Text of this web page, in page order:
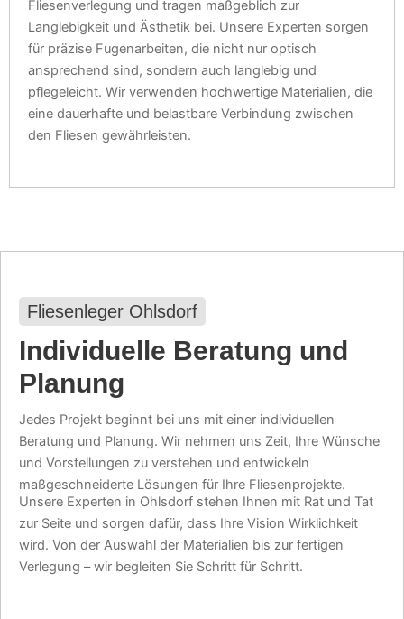
Fliesenverlegung und tragen maßgeblich zur
Langlebigkeit und Ästhetik bei. Unsere Experten sorgen
für präzise Fugenarbeiten, die nicht nur optisch
ansprechend sind, sondern auch langlebig und
pflegeleicht. Wir verwenden hochwertige Materialien, die
eine dauerhafte und belastbare Verbindung zwischen
den Fliesen gewährleisten.
Fliesenleger Ohlsdorf
Individuelle Beratung und
Planung
Jedes Projekt beginnt bei uns mit einer individuellen
Beratung und Planung. Wir nehmen uns Zeit, Ihre Wünsche
und Vorstellungen zu verstehen und entwickeln
maßgeschneiderte Lösungen für Ihre Fliesenprojekte.
Unsere Experten in Ohlsdorf stehen Ihnen mit Rat und Tat
zur Seite und sorgen dafür, dass Ihre Vision Wirklichkeit
wird. Von der Auswahl der Materialien bis zur fertigen
Verlegung – wir begleiten Sie Schritt für Schritt.